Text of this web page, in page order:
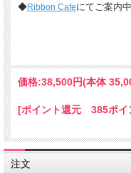
◆Ribbon Cafeにてご案内
価格:38,500円(本体
[ポイント還元 385ポイ
注文